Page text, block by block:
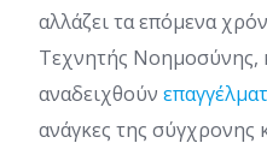
αλλάζει τα επόμενα
Τεχνητής Νοημοσύνης,
αναδειχθούν
ανάγκες της σύγχρονης